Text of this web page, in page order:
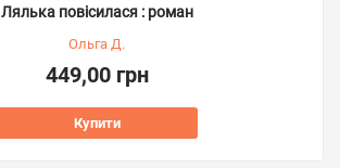
Лялька повісилася : роман
Ольга Д.
449,00 грн
Купити